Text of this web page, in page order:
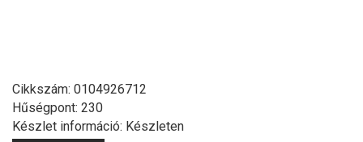
Cikkszám: 0104926712
Hűségpont: 230
Készlet információ: Készleten